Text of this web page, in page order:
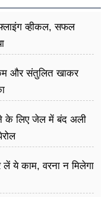
व्हीकल, सफल
और संतुलित खाकर
के लिए जेल में बंद अली
ये काम, वरना न मिलेगा